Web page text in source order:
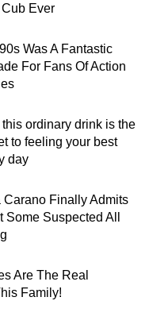
Cub Ever
Was A Fantastic
For Fans Of Action
ordinary drink is the
to feeling your best
day
Carano Finally Admits
Some Suspected All
Are The Real
Family!